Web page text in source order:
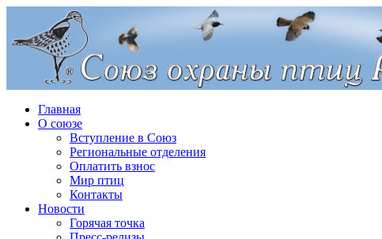
Главная
О союзе
Вступление в Союз
Региональные отделения
Оплатить взнос
Мир птиц
Контакты
Новости
Горячая точка